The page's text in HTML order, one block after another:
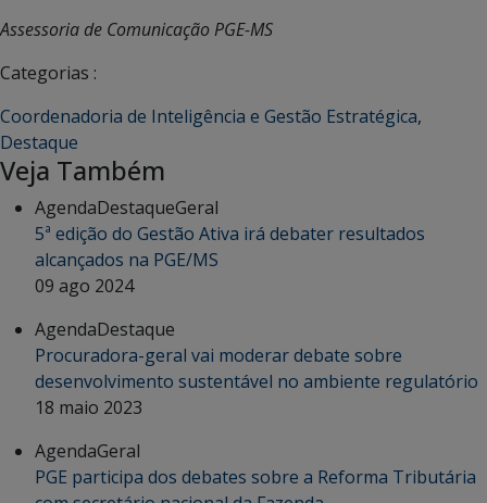
Assessoria de Comunicação PGE-MS
Categorias :
Coordenadoria de Inteligência e Gestão Estratégica,
Destaque
Veja Também
AgendaDestaqueGeral
5ª edição do Gestão Ativa irá debater resultados
alcançados na PGE/MS
09 ago 2024
AgendaDestaque
Procuradora-geral vai moderar debate sobre
desenvolvimento sustentável no ambiente regulatório
18 maio 2023
AgendaGeral
PGE participa dos debates sobre a Reforma Tributária